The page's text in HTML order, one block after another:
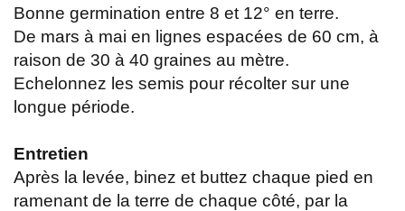
Bonne germination entre 8 et 12° en terre.
De mars à mai en lignes espacées de 60 cm, à
raison de 30 à 40 graines au mètre.
Echelonnez les semis pour récolter sur une
longue période.
Entretien
Après la levée, binez et buttez chaque pied en
ramenant de la terre de chaque côté, par la